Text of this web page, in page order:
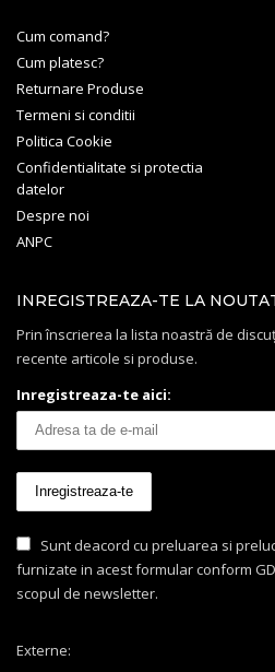
Cum comand?
Cum platesc?
Returnare Produse
Termeni si conditii
Politica Cookie
Confidentialitate si protectia
datelor
Despre noi
ANPC
INREGISTREAZA-TE LA
Prin înscrierea la lista noastră de
recente articole si produse.
Inregistreaza-te aici:
Sunt deacord cu preluarea si
furnizate in acest formular conform
scopul de newsletter.
Externe: